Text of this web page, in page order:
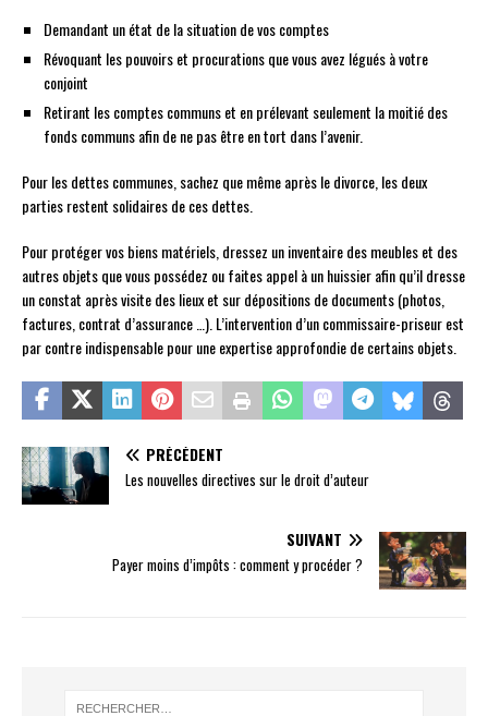
Demandant un état de la situation de vos comptes
Révoquant les pouvoirs et procurations que vous avez légués à votre
conjoint
Retirant les comptes communs et en prélevant seulement la moitié des
fonds communs afin de ne pas être en tort dans l’avenir.
Pour les dettes communes, sachez que même après le divorce, les deux
parties restent solidaires de ces dettes.
Pour protéger vos biens matériels, dressez un inventaire des meubles et des
autres objets que vous possédez ou faites appel à un huissier afin qu’il dresse
un constat après visite des lieux et sur dépositions de documents (photos,
factures, contrat d’assurance …). L’intervention d’un commissaire-priseur est
par contre indispensable pour une expertise approfondie de certains objets.
PRÉCÉDENT
Les nouvelles directives sur le droit d’auteur
SUIVANT
Payer moins d’impôts : comment y procéder ?